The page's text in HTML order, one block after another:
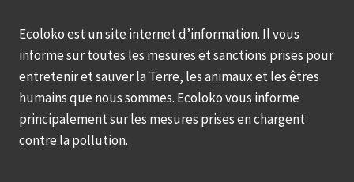
Ecoloko est un site internet d’information. Il vous
informe sur toutes les mesures et sanctions prises pour
entretenir et sauver la Terre, les animaux et les êtres
humains que nous sommes. Ecoloko vous informe
principalement sur les mesures prises en chargent
contre la pollution.